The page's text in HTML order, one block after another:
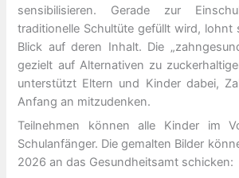
sensibilisieren. Gerade zur
traditionelle Schultüte gefüllt wird, lohnt
Blick auf deren Inhalt. Die
gezielt auf Alternativen zu
unterstützt Eltern und Kinder dabei,
Anfang an mitzudenken.
Teilnehmen können alle Kinder im
Schulanfänger. Die gemalten Bilder
2026 an das Gesundheitsamt schicken: